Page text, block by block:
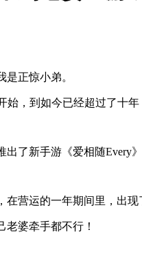
正惊小弟。
始，到如今已经超过了十
出了新手游《爱相随Every
在营运的一年期间里，出
老婆牵手都不行！